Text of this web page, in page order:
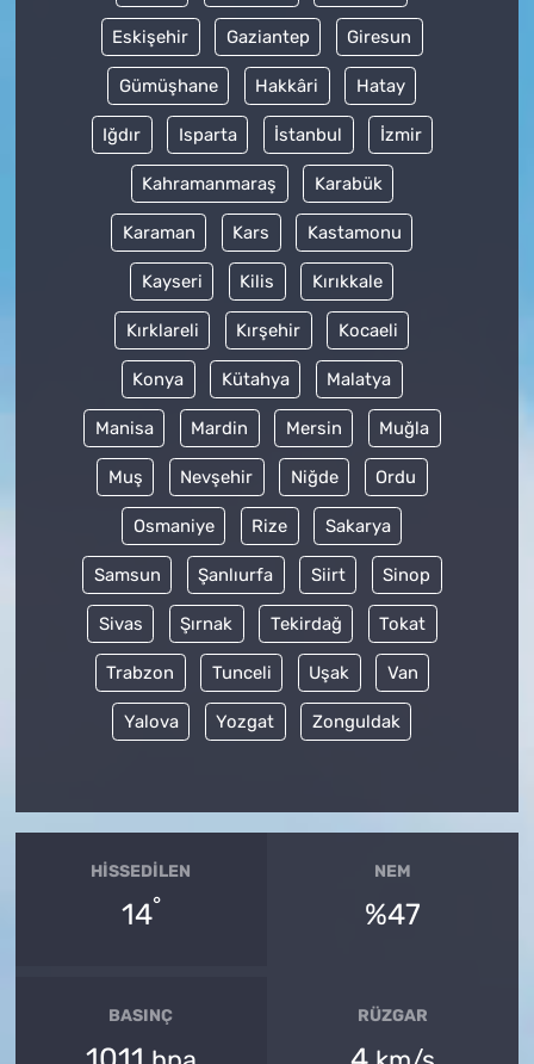
Eskişehir Gaziantep Giresun
Gümüşhane Hakkâri Hatay
Iğdır Isparta İstanbul İzmir
Kahramanmaraş Karabük
Karaman Kars Kastamonu
Kayseri Kilis Kırıkkale
Kırklareli Kırşehir Kocaeli
Konya Kütahya Malatya
Manisa Mardin Mersin Muğla
Muş Nevşehir Niğde Ordu
Osmaniye Rize Sakarya
Samsun Şanlıurfa Siirt Sinop
Sivas Şırnak Tekirdağ Tokat
Trabzon Tunceli Uşak Van
Yalova Yozgat Zonguldak
HISSEDILEN
14°
NEM
%47
BASINÇ RÜZGAR